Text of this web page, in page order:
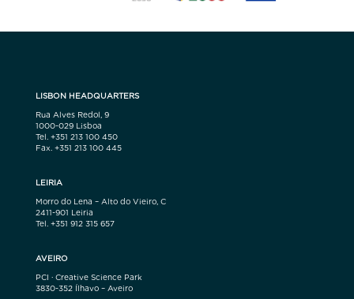
LISBON HEADQUARTERS
Rua Alves Redol, 9
1000-029 Lisboa
Tel. +351 213 100 450
Fax. +351 213 100 445
LEIRIA
Morro do Lena – Alto do Vieiro, C
2411-901 Leiria
Tel. +351 912 315 657
AVEIRO
PCI · Creative Science Park
3830-352 Ílhavo – Aveiro